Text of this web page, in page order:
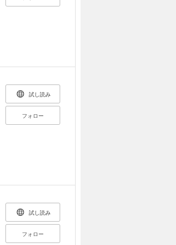
試し読み
フォロー
試し読み
フォロー